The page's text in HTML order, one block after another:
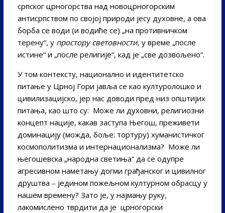
српског црногорства над новоцрногорским
антисрпством по својој природи јесу духовне, а ова
борба се води (и водиће се) „на противничком
терену“, у простору световности, у време „после
истине“ и „после религије“, кад је „све дозвољено“.
У том контексту, национално и идентитетско
питање у Црној Гори јавља се као културолошко и
цивилизацијско, јер нас доводи пред низ општијих
питања, као што су: Може ли духовни, религиозни
концепт нације, какав заступа Његош, преживети
доминацију (можда, боље: тортуру) хуманистичког
космополитизма и интернационализма? Може ли
његошевска „народна светиња“ да се одупре
агресивном наметању догми грађанског и цивилног
друштва ‒ једином пожељном културном обрасцу у
нашем времену? Зато је, у најмању руку,
лакомислено тврдити да је црногорски